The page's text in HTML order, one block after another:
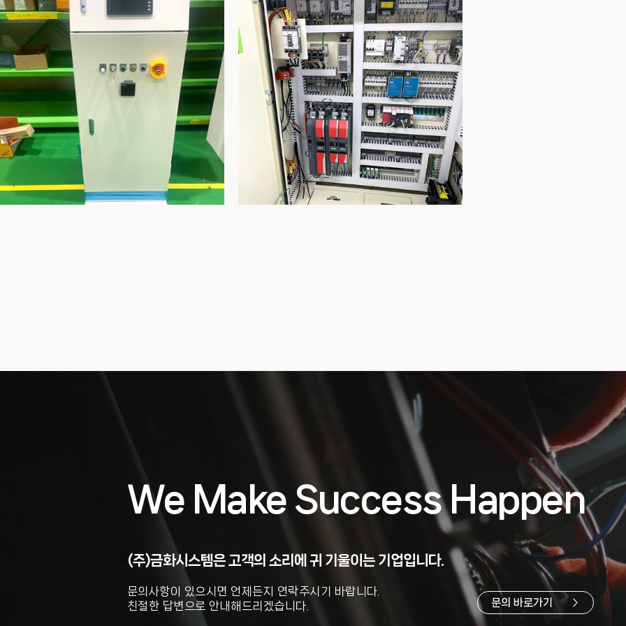
We Make Success Happen
(주)금화시스템은 고객의 소리에 귀 기울이는 기업입니다.
문의사항이 있으시면 언제든지 연락주시기 바랍니다.
친절한 답변으로 안내해드리겠습니다.
문의 바로가기